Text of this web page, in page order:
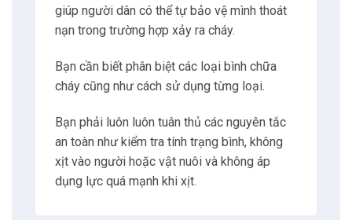
6.4 Không nấp trong phòng tắm
Có thể bạn quan tâm
7.1 Nguyễn Xuân Hoàng
giúp người dân có thể tự bảo vệ mình thoát
nạn trong trường hợp xảy ra cháy.
Bạn cần biết phân biệt các loại bình chữa
cháy cũng như cách sử dụng từng loại.
Bạn phải luôn luôn tuân thủ các nguyên tắc
an toàn như kiểm tra tính trạng bình, không
xịt vào người hoặc vật nuôi và không áp
dụng lực quá mạnh khi xịt.